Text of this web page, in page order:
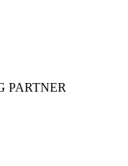
PARTNER